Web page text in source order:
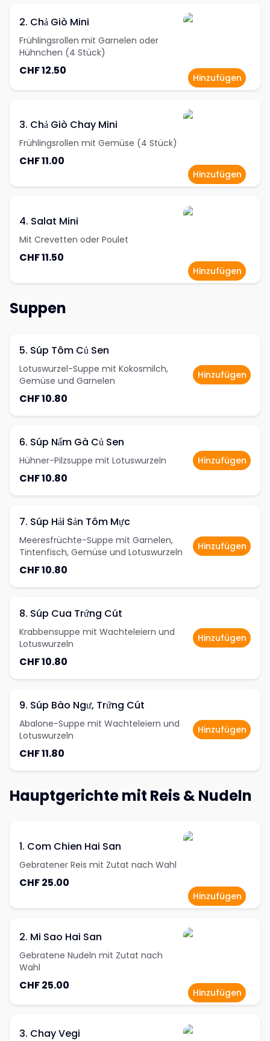
2. Chả Giò Mini
Frühlingsrollen mit Garnelen oder
Hühnchen (4 Stück)
CHF 12.50
Hinzufügen
3. Chả Giò Chay Mini
Frühlingsrollen mit Gemüse (4 Stück)
CHF 11.00
Hinzufügen
4. Salat Mini
Mit Crevetten oder Poulet
CHF 11.50
Hinzufügen
Suppen
5. Súp Tôm Củ Sen
Lotuswurzel-Suppe mit Kokosmilch,
Gemüse und Garnelen
CHF 10.80
Hinzufügen
6. Súp Nấm Gà Củ Sen
Hühner-Pilzsuppe mit Lotuswurzeln
CHF 10.80
Hinzufügen
7. Súp Hải Sản Tôm Mực
Meeresfrüchte-Suppe mit Garnelen,
Tintenfisch, Gemüse und Lotuswurzeln
CHF 10.80
Hinzufügen
8. Súp Cua Trứng Cút
Krabbensuppe mit Wachteleiern und
Lotuswurzeln
CHF 10.80
Hinzufügen
9. Súp Bào Ngư, Trứng Cút
Abalone-Suppe mit Wachteleiern und
Lotuswurzeln
CHF 11.80
Hinzufügen
Hauptgerichte mit Reis & Nudeln
1. Com Chien Hai San
Gebratener Reis mit Zutat nach Wahl
CHF 25.00
Hinzufügen
2. Mi Sao Hai San
Gebratene Nudeln mit Zutat nach
Wahl
CHF 25.00
Hinzufügen
3. Chay Vegi